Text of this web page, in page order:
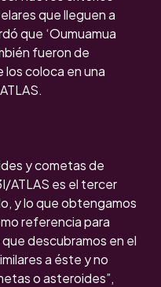
que lleguen a
que ‘Oumuamua
fueron de
coloca en una
y cometas de
ATLAS es el tercer
y lo que obtengamos
referencia para
descubramos en el
a éste y no
o asteroides”,